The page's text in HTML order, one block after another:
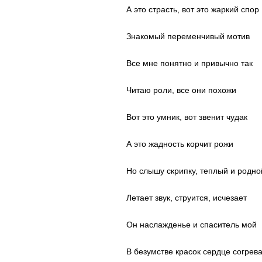
А это страсть, вот это жаркий спор
Знакомый переменчивый мотив
Все мне понятно и привычно так
Читаю роли, все они похожи
Вот это умник, вот звенит чудак
А это жадность корчит рожи
Но слышу скрипку, теплый и
Летает звук, струится, исчезает
Он наслажденье и спаситель мой
В безумстве красок сердце